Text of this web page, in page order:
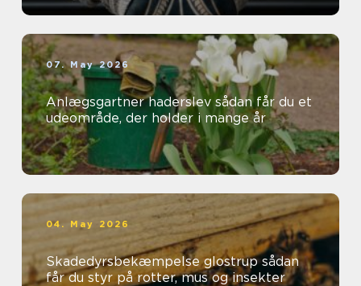
07. May 2026
Anlægsgartner haderslev sådan får du et
udeområde, der holder i mange år
04. May 2026
Skadedyrsbekæmpelse glostrup sådan
får du styr på rotter, mus og insekter